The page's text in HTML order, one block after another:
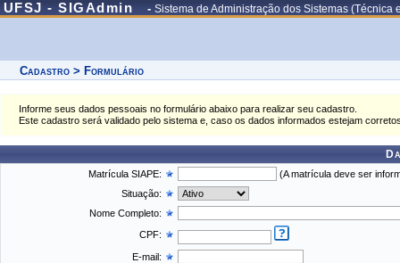
UFSJ - SIGAdmin - Sistema de Administração dos Sistemas (Técnica
Cadastro > Formulário
Informe seus dados pessoais no formulário abaixo para realizar seu cadastro.
Este cadastro será validado pelo sistema e, caso os dados informados estejam
Matrícula SIAPE:
(A matrícula deve ser
Situação:
Nome Completo:
CPF:
E-mail: